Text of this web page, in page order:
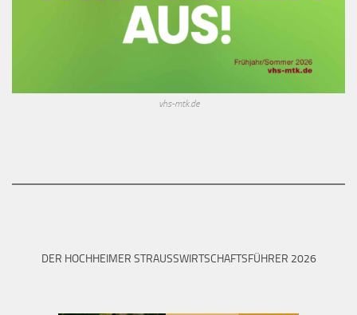
vhs-mtk.de
DER HOCHHEIMER STRAUSSWIRTSCHAFTSFÜHRER 2026